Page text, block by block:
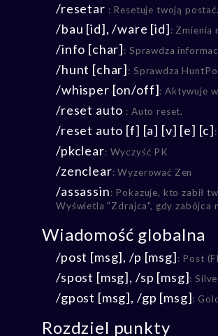
/resetar : Resetuje twoją postać.
/bau [id], /ware [id]: Zmienia
/info [char]: Sprawdza
/hunt [char]: Sprawdza
/whisper [on/off]: Aktywuje
/reset auto : Auto reset.
/reset auto [f] [a] [v] [e] [c]
/pkclear: Wyczyść PK
/zenclear: Wyzerować Zen
/assassin: Pokazuje, kto zabił
Wyświetla "Zdrajca", gdy zabójca
Wiadomość globalna
/post [msg], /p [msg]: Post
/spost [msg], /sp [msg]:
/gpost [msg], /gp [msg]:
Rozdziel punkty